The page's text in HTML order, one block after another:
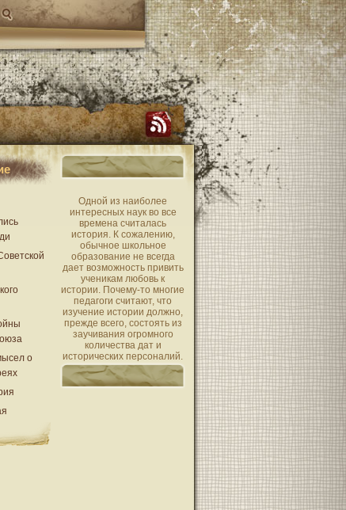
о
Одной из наиболее
интересных наук во все
времена считалась
история. К сожалению,
обычное школьное
образование не всегда
дает возможность привить
ученикам любовь к
истории. Почему-то многие
педагоги считают, что
изучение истории должно,
прежде всего, состоять из
заучивания огромного
количества дат и
исторических персоналий.